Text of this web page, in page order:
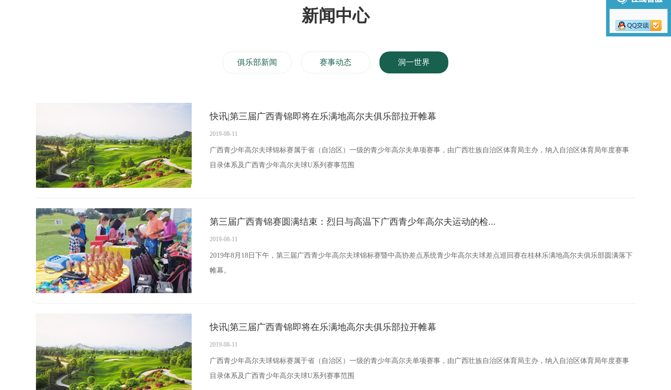
新闻中心
俱乐部新闻 赛事动态 洞一世界
快讯|第三届广西青锦即将在乐满地高尔夫俱乐部拉开帷幕
2019-08-11
广西青少年高尔夫球锦标赛属于省（自治区）一级的青少年高尔夫单项赛事，由广西壮族自治区体育局主办，纳入自治区体育局年度赛事
目录体系及广西青少年高尔夫球U系列赛事范围
第三届广西青锦赛圆满结束：烈日与高温下广西青少年高尔夫运动的检...
2019-08-11
2019年8月18日下午，第三届广西青少年高尔夫球锦标赛暨中高协差点系统青少年高尔夫球差点巡回赛在桂林乐满地高尔夫俱乐部圆满落下
帷幕。
快讯|第三届广西青锦即将在乐满地高尔夫俱乐部拉开帷幕
2019-08-11
广西青少年高尔夫球锦标赛属于省（自治区）一级的青少年高尔夫单项赛事，由广西壮族自治区体育局主办，纳入自治区体育局年度赛事
目录体系及广西青少年高尔夫球U系列赛事范围